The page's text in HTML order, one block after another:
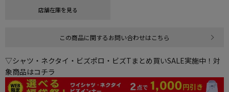
店舗在庫を見る
この商品に関するお問い合わせはこちら
▽シャツ・ネクタイ・ビズポロ・ビズTまとめ買いSALE実施中！対
象商品はコチラ